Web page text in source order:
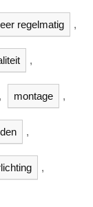
regelmatig ,
,
, montage ,
,
,